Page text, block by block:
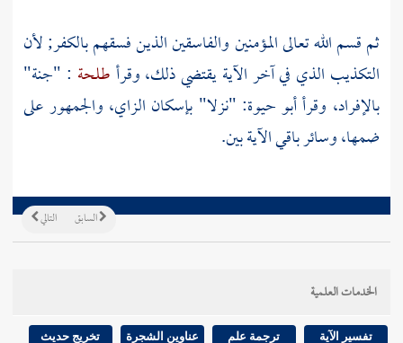
ثم قسم الله تعالى المؤمنين والفاسقين الذين فسقهم بالكفر; لأن
التكذيب الذي في آخر الآية يقتضي ذلك، وقرأطلحة : "جنة"
بالإفراد، وقرأأبو حيوة: "نزلا" بإسكان الزاي، والجمهور على
ضمها، وسائر باقي الآية بين.
التالي السابق
الخدمات العلمية
تفسير الآية ترجمة علم عناوين الشجرة تخريج حديث